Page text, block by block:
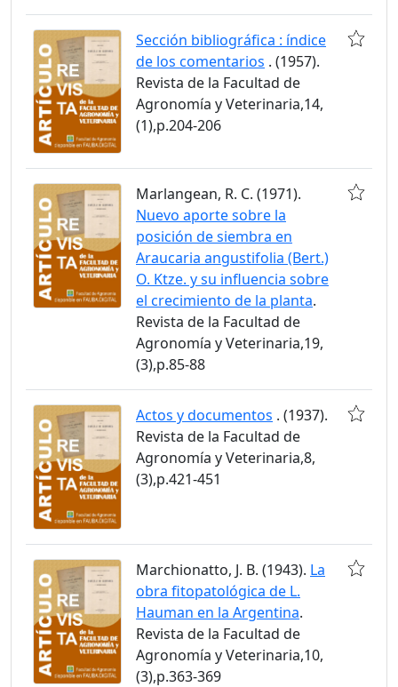
Sección bibliográfica : índice
de los comentarios . (1957).
Revista de la Facultad de
Agronomía y Veterinaria,14,
(1),p.204-206
Marlangean, R. C. (1971).
Nuevo aporte sobre la
posición de siembra en
Araucaria angustifolia (Bert.)
O. Ktze. y su influencia sobre
el crecimiento de la planta.
Revista de la Facultad de
Agronomía y Veterinaria,19,
(3),p.85-88
Actos y documentos . (1937).
Revista de la Facultad de
Agronomía y Veterinaria,8,
(3),p.421-451
Marchionatto, J. B. (1943). La
obra fitopatológica de L.
Hauman en la Argentina.
Revista de la Facultad de
Agronomía y Veterinaria,10,
(3),p.363-369